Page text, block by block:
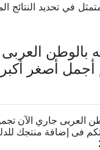
في تحديد النتائج
بالوطن
أصغر أكبر
العربى جاري الآن
فى إضافة منتجك